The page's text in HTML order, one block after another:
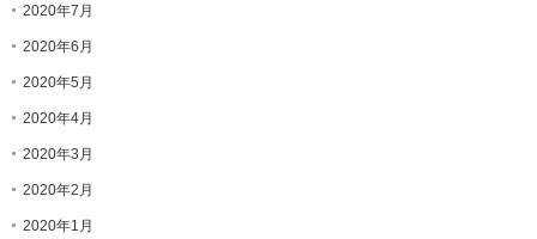
2020年7月
2020年6月
2020年5月
2020年4月
2020年3月
2020年2月
2020年1月